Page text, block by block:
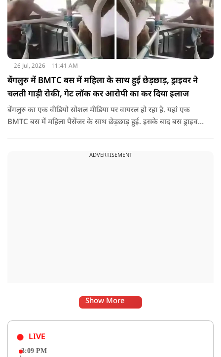
26 Jul, 2026 11:41 AM
बेंगलुरु में BMTC बस में महिला के साथ हुई छेड़छाड़, ड्राइवर ने
चलती गाड़ी रोकी, गेट लॉक कर आरोपी का कर दिया इलाज
बेंगलुरु का एक वीडियो सोशल मीडिया पर वायरल हो रहा है. यहां एक
BMTC बस में महिला पैसेंजर के साथ छेड़छाड़ हुई. इसके बाद बस ड्राइवर
ADVERTISEMENT
Show More
LIVE
3:09 PM